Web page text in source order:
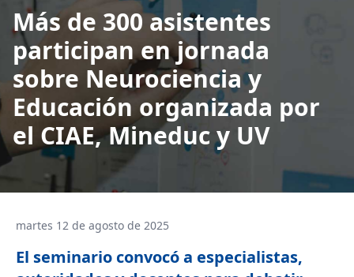
Más de 300 asistentes
participan en jornada
sobre Neurociencia y
Educación organizada por
el CIAE, Mineduc y UV
martes 12 de agosto de 2025
El seminario convocó a especialistas,